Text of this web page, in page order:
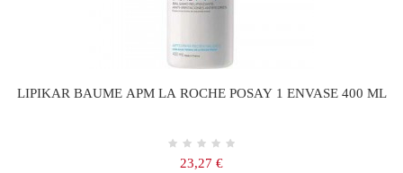
LIPIKAR BAUME APM LA ROCHE POSAY 1 ENVASE 400 ML
Precio
23,27 €